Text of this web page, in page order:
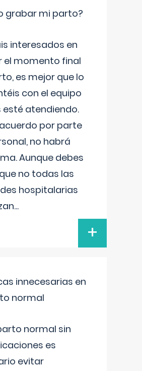
grabar mi parto?
interesados en
el momento final
es mejor que lo
con el equipo
esté atendiendo.
por parte
no habrá
Aunque debes
no todas las
hospitalarias
...
+
innecesarias en
normal
normal sin
es
evitar